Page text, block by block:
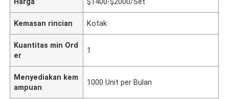
Kemasan rincian Kotak
Kuantitas min Ord
er
1
Menyediakan kem
ampuan
1000 Unit per Bulan